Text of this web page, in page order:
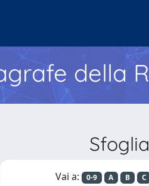
della
Vai a: 0-9 A B C